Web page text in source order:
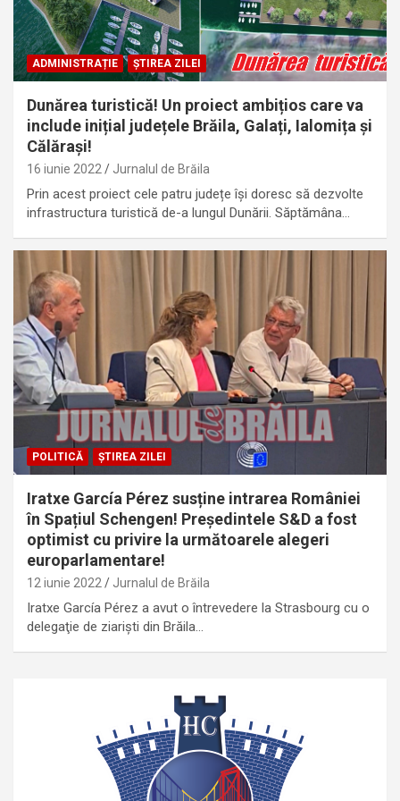
ADMINISTRAȚIE ȘTIREA ZILEI
Dunărea turistică! Un proiect ambițios care va
include inițial județele Brăila, Galați, Ialomița și
Călărași!
16 iunie 2022 Jurnalul de Brăila
Prin acest proiect cele patru județe își doresc să dezvolte
infrastructura turistică de-a lungul Dunării. Săptămâna…
POLITICĂ ȘTIREA ZILEI
Iratxe García Pérez susține intrarea României
în Spațiul Schengen! Președintele S&D a fost
optimist cu privire la următoarele alegeri
europarlamentare!
12 iunie 2022 Jurnalul de Brăila
Iratxe García Pérez a avut o întrevedere la Strasbourg cu o
delegaţie de ziarişti din Brăila…